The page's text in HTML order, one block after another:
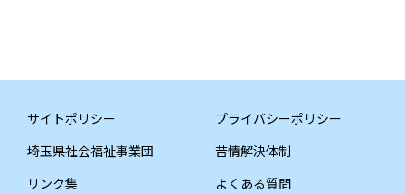
サイトポリシー
プライバシーポリシー
埼玉県社会福祉事業団
苦情解決体制
リンク集
よくある質問